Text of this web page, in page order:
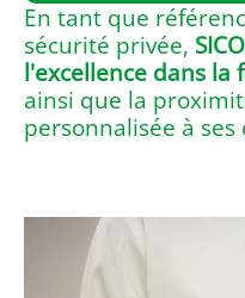
En tant que
sécurité privée,
l'excellence dans
ainsi que la
personnalisée à ses